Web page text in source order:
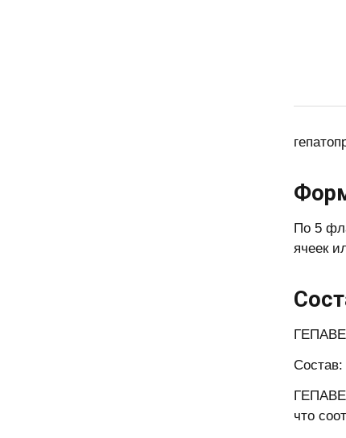
По 5
ячеек
что